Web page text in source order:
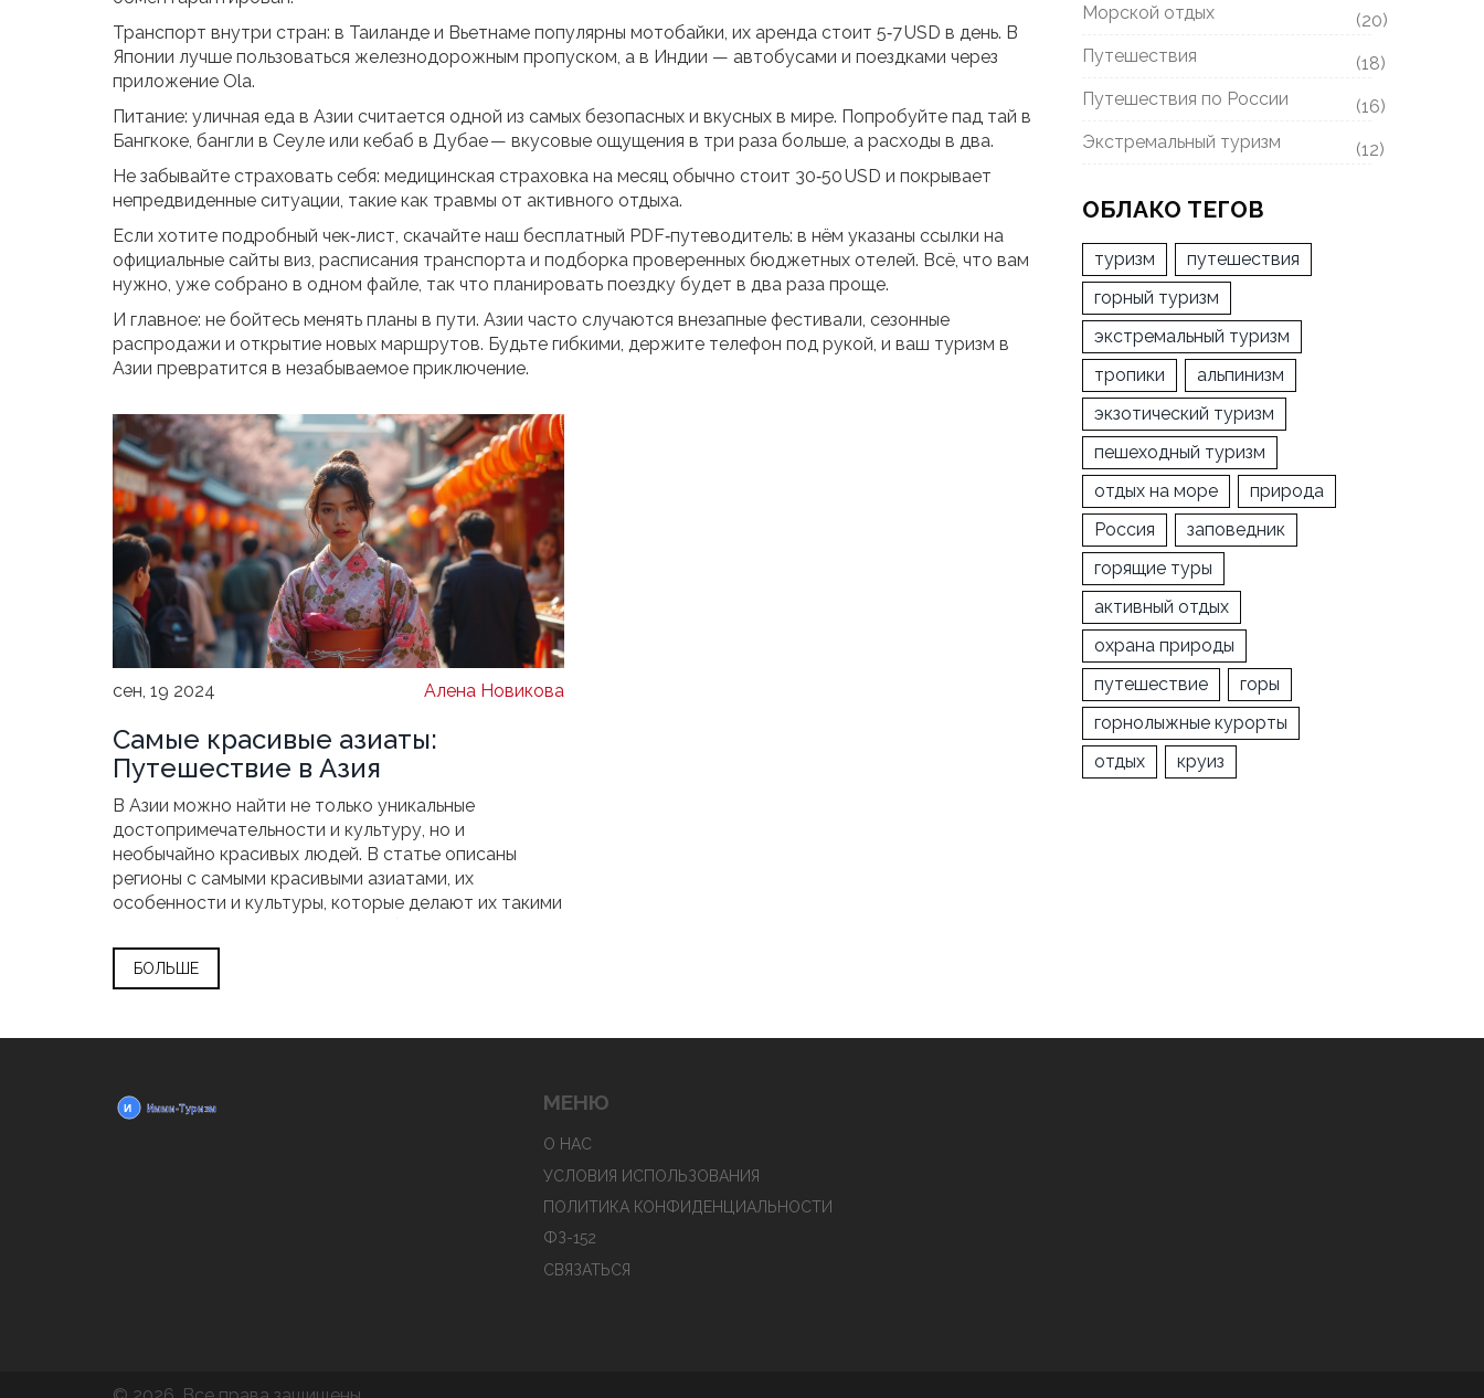
Транспорт внутри стран: в Таиланде и Вьетнаме популярны мотобайки, их аренда стоит 5‑7 USD в день. В
Японии лучше пользоваться железнодорожным пропуском, а в Индии — автобусами и поездками через
приложение Ola.
Питание: уличная еда в Азии считается одной из самых безопасных и вкусных в мире. Попробуйте пад тай в
Бангкоке, бангли в Сеуле или кебаб в Дубае — вкусовые ощущения в три раза больше, а расходы в два.
Не забывайте страховать себя: медицинская страховка на месяц обычно стоит 30‑50 USD и покрывает
непредвиденные ситуации, такие как травмы от активного отдыха.
Если хотите подробный чек‑лист, скачайте наш бесплатный PDF‑путеводитель: в нём указаны ссылки на
официальные сайты виз, расписания транспорта и подборка проверенных бюджетных отелей. Всё, что вам
нужно, уже собрано в одном файле, так что планировать поездку будет в два раза проще.
И главное: не бойтесь менять планы в пути. Азии часто случаются внезапные фестивали, сезонные
распродажи и открытие новых маршрутов. Будьте гибкими, держите телефон под рукой, и ваш туризм в
Азии превратится в незабываемое приключение.
сен, 19 2024 Алена Новикова
Самые красивые азиаты:
Путешествие в Азия
В Азии можно найти не только уникальные
достопримечательности и культуру, но и
необычайно красивых людей. В статье описаны
регионы с самыми красивыми азиатами, их
особенности и культуры, которые делают их такими
стоит отправиться за уникальными впечатлениями.
БОЛЬШЕ
Морской отдых
(20)
Путешествия
(18)
Путешествия по России
(16)
Экстремальный туризм
(12)
ОБЛАКО ТЕГОВ
туризм
путешествия
горный туризм
экстремальный туризм
тропики
альпинизм
экзотический туризм
пешеходный туризм
отдых на море
природа
Россия
заповедник
горящие туры
активный отдых
охрана природы
путешествие
горы
горнолыжные курорты
отдых
круиз
МЕНЮ
О НАС
УСЛОВИЯ ИСПОЛЬЗОВАНИЯ
ПОЛИТИКА КОНФИДЕНЦИАЛЬНОСТИ
ФЗ-152
СВЯЗАТЬСЯ